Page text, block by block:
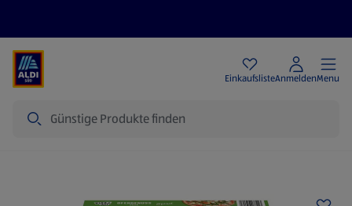
EinkaufslisteAnmeldenMenu